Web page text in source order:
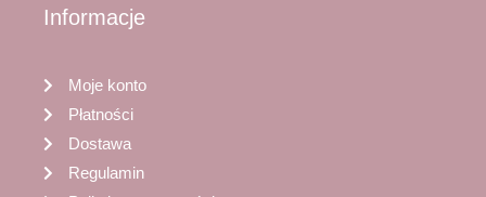
Informacje
Moje konto
Płatności
Dostawa
Regulamin